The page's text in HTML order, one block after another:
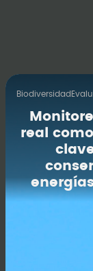
Biodiversidad
real